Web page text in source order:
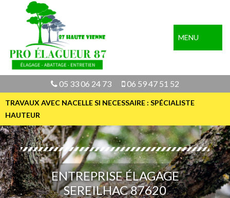
MENU
05 33 06 24 73 06 59 47 51 52
TRAVAUX AVEC NACELLE SI NECESSAIRE : SPÉCIALISTE
HAUTEUR
ENTREPRISE ÉLAGAGE
SEREILHAC 87620